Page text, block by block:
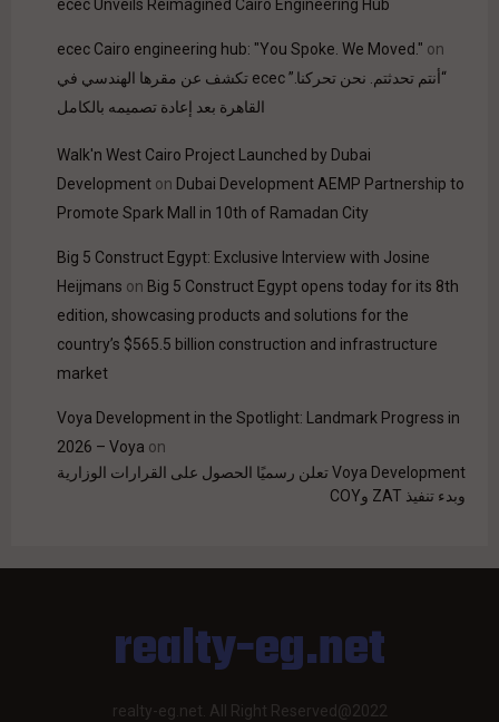
ecec Unveils Reimagined Cairo Engineering Hub
ecec Cairo engineering hub: "You Spoke. We Moved." on
“أنتم تحدثتم. نحن تحركنا.” ecec تكشف عن مقرها الهندسي في
القاهرة بعد إعادة تصميمه بالكامل
Walk'n West Cairo Project Launched by Dubai
Development on Dubai Development AEMP Partnership to
Promote Spark Mall in 10th of Ramadan City
Big 5 Construct Egypt: Exclusive Interview with Josine
Heijmans on Big 5 Construct Egypt opens today for its 8th
edition, showcasing products and solutions for the
country’s $565.5 billion construction and infrastructure
market
Voya Development in the Spotlight: Landmark Progress in
2026 – Voya on
Voya Development تعلن رسميًا الحصول على القرارات الوزارية
وبدء تنفيذ ZAT وCOY
realty-eg.net
realty-eg.net. All Right Reserved@2022